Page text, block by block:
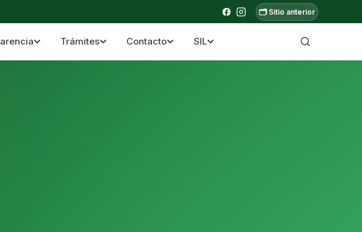
🗂️ Sitio anterior
y Amazonía ecuatoriana
Trámites Contacto SIL